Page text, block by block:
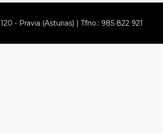
- Pravia (Asturias) | Tfno.: 985 822 921